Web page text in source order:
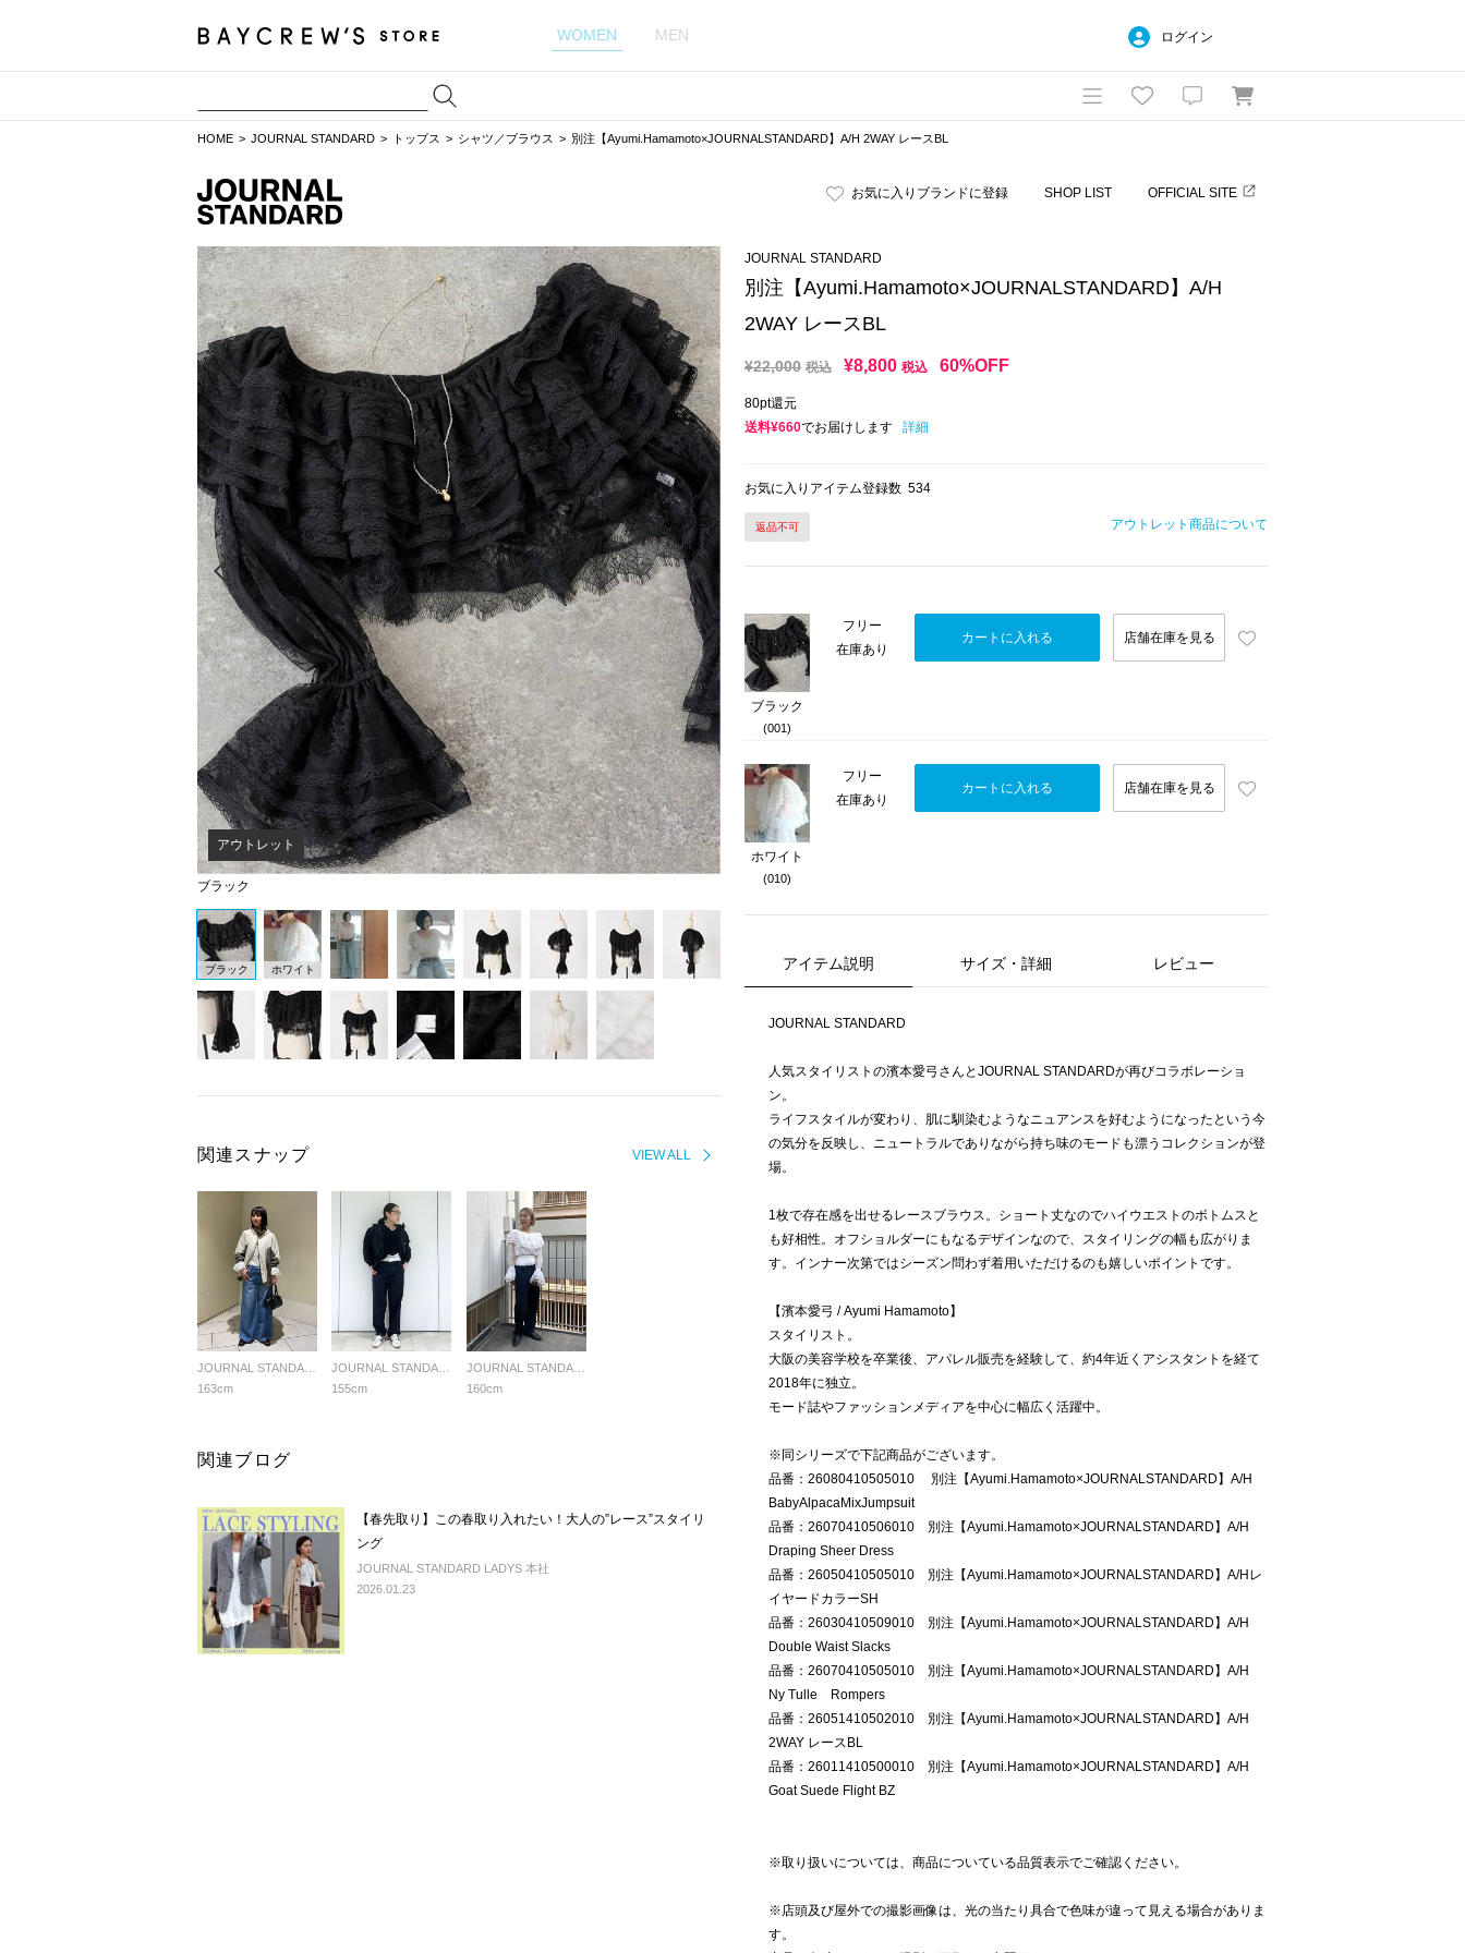
WOMEN MEN ログイン
HOME JOURNAL STANDARD トップス シャツ／ブラウス 別注【Ayumi.Hamamoto×JOURNALSTANDARD】A/H 2WAY レースBL
お気に入りブランドに登録 SHOP LIST OFFICIAL SITE
ブラック
Prev
アウトレット
ブラック ホワイト
VIEW ALL
関連スナップ
163cm
155cm
JOURNAL STANDARD LADYS
160cm
関連ブログ
【春先取り】この春取り入れたい！大人の”レース”スタイリ
ング
JOURNAL STANDARD LADYS 本社
2026.01.23
JOURNAL STANDARD
別注【Ayumi.Hamamoto×JOURNALSTANDARD】A/H
2WAY レースBL
¥22,000 税込 ¥8,800 税込 60%OFF
80pt還元
送料¥660でお届けします 詳細
お気に入りアイテム登録数 534
返品不可 アウトレット商品について
ブラック
(001)
フリー
在庫あり
カートに入れる 店舗在庫を見る
ホワイト
(010)
フリー
在庫あり
カートに入れる 店舗在庫を見る
アイテム説明 サイズ・詳細 レビュー
JOURNAL STANDARD
人気スタイリストの濱本愛弓さんとJOURNAL STANDARDが再びコラボレーショ
ン。
ライフスタイルが変わり、肌に馴染むようなニュアンスを好むようになったという今
の気分を反映し、ニュートラルでありながら持ち味のモードも漂うコレクションが登
場。
1枚で存在感を出せるレースブラウス。ショート丈なのでハイウエストのボトムスと
も好相性。オフショルダーにもなるデザインなので、スタイリングの幅も広がりま
す。インナー次第ではシーズン問わず着用いただけるのも嬉しいポイントです。
【濱本愛弓 / Ayumi Hamamoto】
スタイリスト。
大阪の美容学校を卒業後、アパレル販売を経験して、約4年近くアシスタントを経て
2018年に独立。
モード誌やファッションメディアを中心に幅広く活躍中。
※同シリーズで下記商品がございます。
品番：26080410505010 別注【Ayumi.Hamamoto×JOURNALSTANDARD】A/H
BabyAlpacaMixJumpsuit
品番：26070410506010 別注【Ayumi.Hamamoto×JOURNALSTANDARD】A/H
Draping Sheer Dress
品番：26050410505010 別注【Ayumi.Hamamoto×JOURNALSTANDARD】A/Hレ
イヤードカラーSH
品番：26030410509010 別注【Ayumi.Hamamoto×JOURNALSTANDARD】A/H
Double Waist Slacks
品番：26070410505010 別注【Ayumi.Hamamoto×JOURNALSTANDARD】A/H
Ny Tulle Rompers
品番：26051410502010 別注【Ayumi.Hamamoto×JOURNALSTANDARD】A/H
2WAY レースBL
品番：26011410500010 別注【Ayumi.Hamamoto×JOURNALSTANDARD】A/H
Goat Suede Flight BZ
※取り扱いについては、商品についている品質表示でご確認ください。
※店頭及び屋外での撮影画像は、光の当たり具合で色味が違って見える場合がありま
す。